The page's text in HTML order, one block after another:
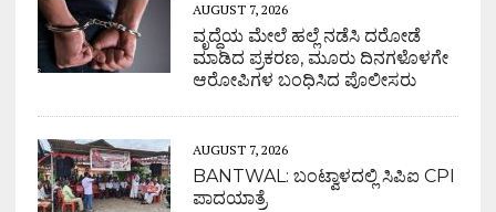
AUGUST 7, 2026
ವೃದ್ಧೆಯ ಮೇಲೆ ಹಲ್ಲೆ ನಡೆಸಿ ದರೋಡೆ
ಮಾಡಿದ ಪ್ರಕರಣ, ಮೂರು ದಿನಗಳೊಳಗೇ
ಆರೋಪಿಗಳ ಬಂಧಿಸಿದ ಪೊಲೀಸರು
AUGUST 7, 2026
BANTWAL: ಬಂಟ್ವಾಳದಲ್ಲಿ ಸಿಪಿಐ CPI
ಪಾದಯಾತ್ರೆ